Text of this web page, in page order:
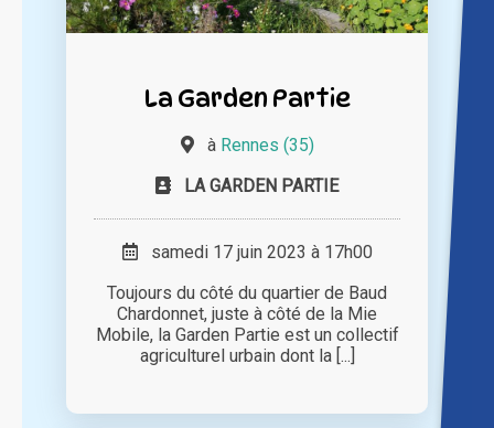
La Garden Partie
à Rennes (35)
LA GARDEN PARTIE
samedi 17 juin 2023 à 17h00
Toujours du côté du quartier de Baud
Chardonnet, juste à côté de la Mie
Mobile, la Garden Partie est un collectif
agriculturel urbain dont la [...]